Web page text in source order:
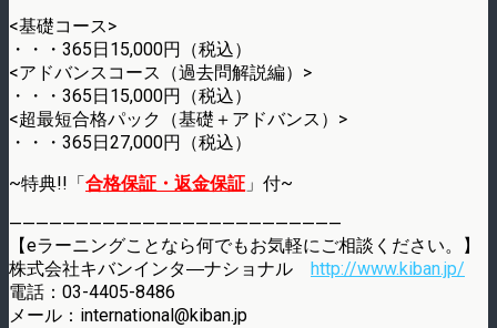
<基礎コース>
・・・365日15,000円（税込）
<アドバンスコース（過去問解説編）>
・・・365日15,000円（税込）
<超最短合格パック（基礎＋アドバンス）>
・・・365日27,000円（税込）
~特典!!「合格保証・返金保証 」付~
—————————————————————————
【eラーニングことなら何でもお気軽にご相談ください。】
株式会社キバンインタ―ナショナル http://www.kiban.jp/
電話：03-4405-8486
メール：international@kiban.jp